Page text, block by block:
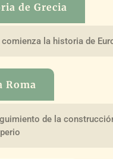
de Grecia
la historia de
Roma
de la